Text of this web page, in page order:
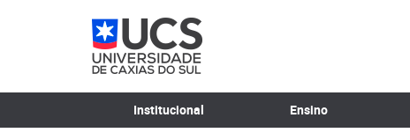
Institucional Ensino